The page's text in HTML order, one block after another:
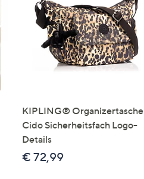
KIPLING® Organizertasche
Cido Sicherheitsfach Logo-
Details
€ 72,99